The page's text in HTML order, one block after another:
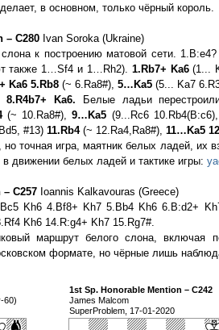
в основном, только чёрный король.
– C280 Ivan Soroka (Ukraine)
к построению матовой сети.
также 1…Sf4 и 1…Rh2). 1.Rb7+ Ka6(1...
Ka6 5.Rb8 (~ 6.Ra8#), 5…Ka5 (5... Ka7
Ka6. Белые ладьи
(~ 10.Ra8#),9…Ka5 (9...Rc6
#13) 11.Rb4 (~ 12.Ra4,Ra8#), 11…Ka5
но точная игра, маятник белых ладей, их
движении белых ладей и тактике игры:
C257 Ioannis Kalkavouras (Greece)
Kh6 4.Bf8+ Kh7 5.Bb4 Kh6 6.B:d2+
Kh6 14.R:g4+ Kh7 15.Rg7#.
маршрут белого слона, включая
формате, но чёрные лишь
60)
1st Sp. Honorable Mention – C242
James Malcom
SuperProblem, 17-01-2020